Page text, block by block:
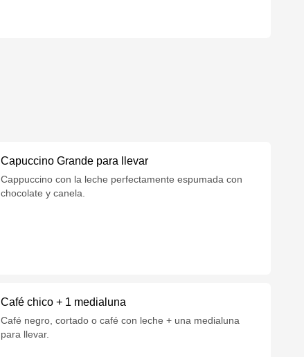
Capuccino Grande para llevar
Cappuccino con la leche perfectamente espumada con
chocolate y canela.
Café chico + 1 medialuna
Café negro, cortado o café con leche + una medialuna
para llevar.